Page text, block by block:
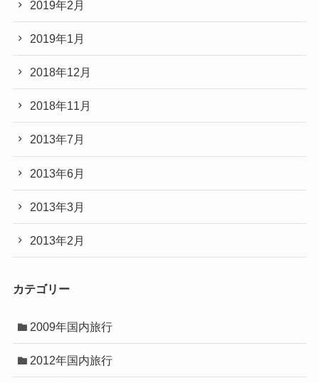
2019年2月
2019年1月
2018年12月
2018年11月
2013年7月
2013年6月
2013年3月
2013年2月
カテゴリー
2009年国内旅行
2012年国内旅行